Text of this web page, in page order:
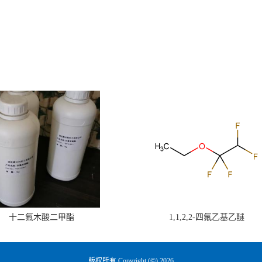
十二氟木酸二甲酯 1,1,2,2-四氟乙基乙醚